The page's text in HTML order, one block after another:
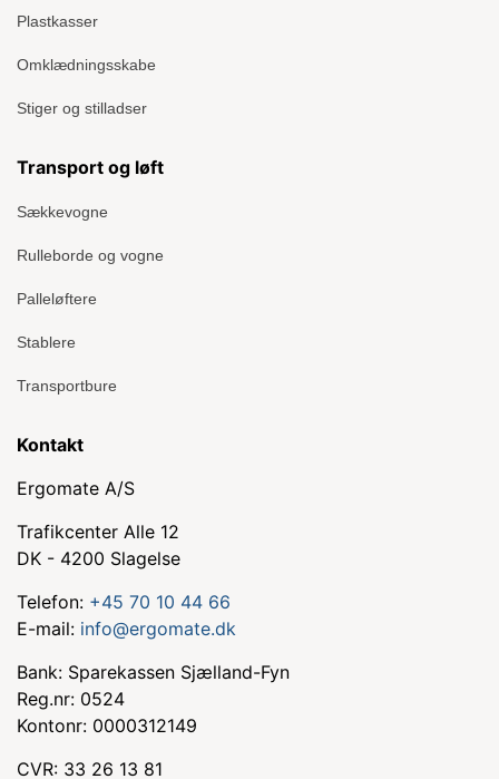
Plastkasser
Omklædningsskabe
Stiger og stilladser
Transport og løft
Sækkevogne
Rulleborde og vogne
Palleløftere
Stablere
Transportbure
Kontakt
Ergomate A/S
Trafikcenter Alle 12
DK - 4200 Slagelse
Telefon: +45 70 10 44 66
E-mail: info@ergomate.dk
Bank: Sparekassen Sjælland-Fyn
Reg.nr: 0524
Kontonr: 0000312149
CVR: 33 26 13 81